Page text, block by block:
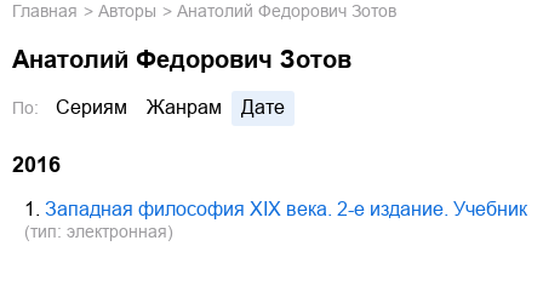
Главная Авторы Анатолий Федорович Зотов
Анатолий Федорович Зотов
По: Сериям Жанрам Дате
2016
1. Западная философия XIX века. 2-е издание. Учебник
(тип: электронная)